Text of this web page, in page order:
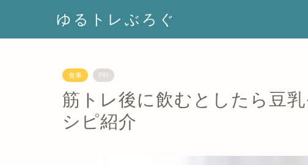
ゆるトレぶろぐ
食事 PR
筋トレ後に飲むとしたら豆
シピ紹介